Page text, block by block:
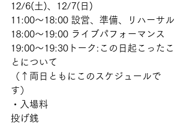
12/6(土)、12/7(日)
11:00〜18:00 設営、準備、リハーサル
18:00〜19:00 ライブパフォーマンス
19:00〜19:30トーク:この日起こったこ
とについて
（↑両日ともにこのスケジュールで
す）
・入場料
投げ銭